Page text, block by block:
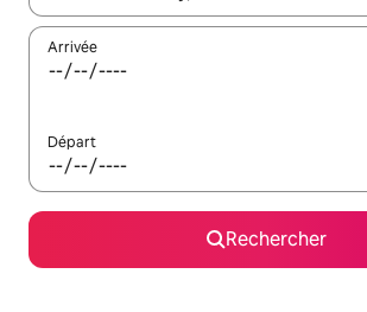
Arrivée
Départ
Rechercher